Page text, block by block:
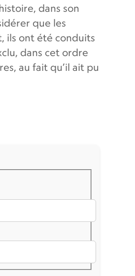
dans son
que les
ils ont été conduits
dans cet ordre
au fait qu’il ait pu